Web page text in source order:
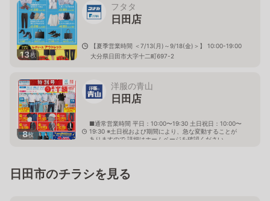
13枚
フタタ
日田店
【夏季営業時間 ＜7/13(月)～9/18(金)＞】 10:00-19:00
大分県日田市大字十二町697-2
8枚
洋服の青山
日田店
■通常営業時間 平日：10:00〜19:30 土日祝日：10:00〜
19:30 ※土日祝および期間により、急な変動することが
ありますので 詳細はホームページを確認ください
日田市のチラシを見る